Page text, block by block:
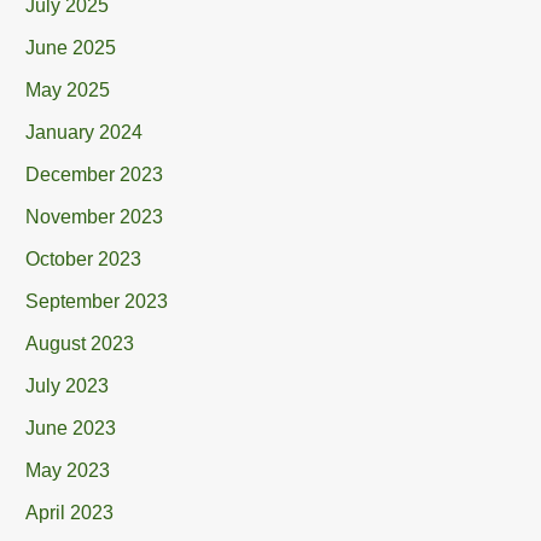
July 2025
June 2025
May 2025
January 2024
December 2023
November 2023
October 2023
September 2023
August 2023
July 2023
June 2023
May 2023
April 2023